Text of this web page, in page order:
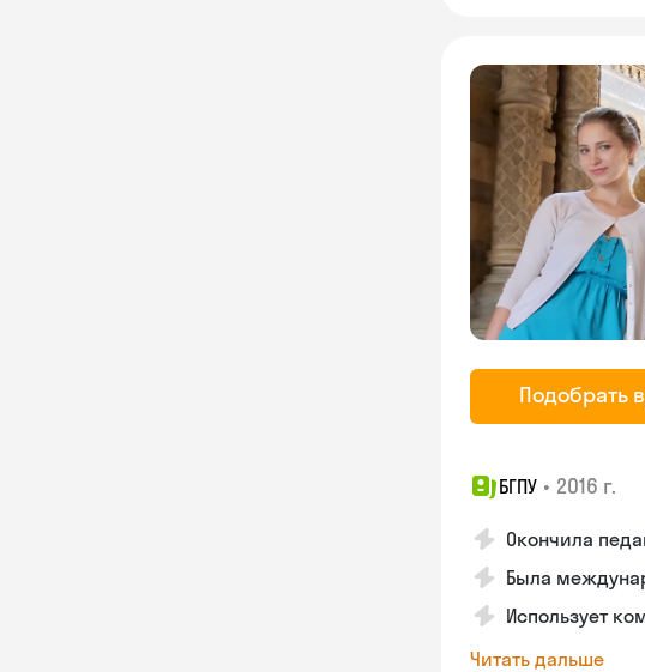
Подобрать
БГПУ • 2016 г.
Окончила
Была
Использует
Читать дальше